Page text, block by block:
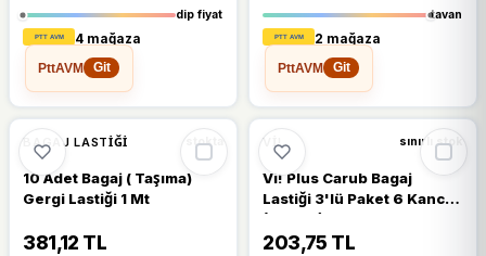
dip fiyat
4 mağaza
PttAVM
Git
tavan
2 mağaza
PttAVM
Git
%42 %42 DÜŞTÜ
BAGAJ LASTIĞI stokta
10 Adet Bagaj ( Taşıma)
Gergi Lastiği 1 Mt
381,12 TL
%13
VI! sınırlı stok
Vi! Plus Carub Bagaj
Lastiği 3'lü Paket 6 Kancalı
(90 CM)
203,75 TL